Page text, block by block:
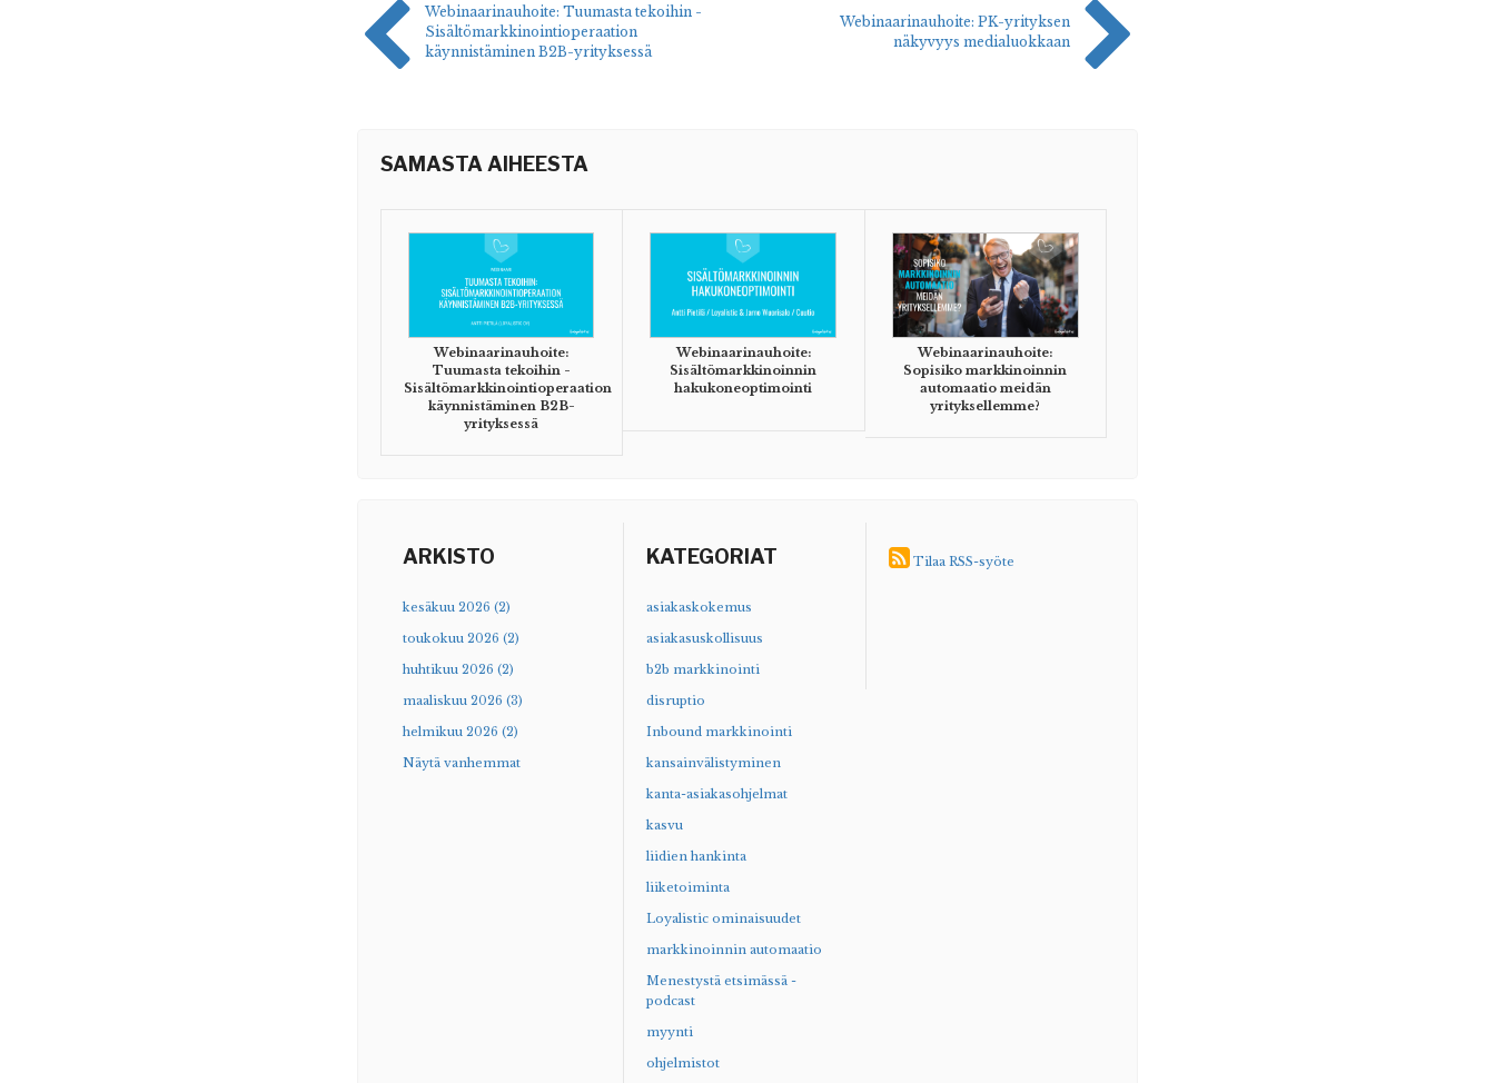
Webinaarinauhoite: Tuumasta tekoihin -
Sisältömarkkinointioperaation
käynnistäminen B2B-yrityksessä
Webinaarinauhoite: PK-yrityksen
näkyvyys medialuokkaan
SAMASTA AIHEESTA
Webinaarinauhoite:
Tuumasta tekoihin -
Sisältömarkkinointioperaation
käynnistäminen B2B-
yrityksessä
Webinaarinauhoite:
Sisältömarkkinoinnin
hakukoneoptimointi
Webinaarinauhoite:
Sopisiko markkinoinnin
automaatio meidän
yrityksellemme?
ARKISTO
kesäkuu 2026 (2)
toukokuu 2026 (2)
huhtikuu 2026 (2)
maaliskuu 2026 (3)
helmikuu 2026 (2)
Näytä vanhemmat
KATEGORIAT
asiakaskokemus
asiakasuskollisuus
b2b markkinointi
disruptio
Inbound markkinointi
kansainvälistyminen
kanta-asiakasohjelmat
kasvu
liidien hankinta
liiketoiminta
Loyalistic ominaisuudet
markkinoinnin automaatio
Menestystä etsimässä -
podcast
myynti
ohjelmistot
Tilaa RSS-syöte